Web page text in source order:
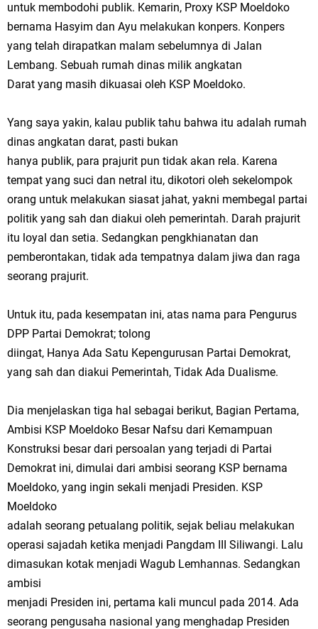
untuk membodohi publik. Kemarin, Proxy KSP Moeldoko
bernama Hasyim dan Ayu melakukan konpers. Konpers
yang telah dirapatkan malam sebelumnya di Jalan
Lembang. Sebuah rumah dinas milik angkatan
Darat yang masih dikuasai oleh KSP Moeldoko.
Yang saya yakin, kalau publik tahu bahwa itu adalah rumah
dinas angkatan darat, pasti bukan
hanya publik, para prajurit pun tidak akan rela. Karena
tempat yang suci dan netral itu, dikotori oleh sekelompok
orang untuk melakukan siasat jahat, yakni membegal partai
politik yang sah dan diakui oleh pemerintah. Darah prajurit
itu loyal dan setia. Sedangkan pengkhianatan dan
pemberontakan, tidak ada tempatnya dalam jiwa dan raga
seorang prajurit.
Untuk itu, pada kesempatan ini, atas nama para Pengurus
DPP Partai Demokrat; tolong
diingat, Hanya Ada Satu Kepengurusan Partai Demokrat,
yang sah dan diakui Pemerintah, Tidak Ada Dualisme.
Dia menjelaskan tiga hal sebagai berikut, Bagian Pertama,
Ambisi KSP Moeldoko Besar Nafsu dari Kemampuan
Konstruksi besar dari persoalan yang terjadi di Partai
Demokrat ini, dimulai dari ambisi seorang KSP bernama
Moeldoko, yang ingin sekali menjadi Presiden. KSP
Moeldoko
adalah seorang petualang politik, sejak beliau melakukan
operasi sajadah ketika menjadi Pangdam III Siliwangi. Lalu
dimasukan kotak menjadi Wagub Lemhannas. Sedangkan
ambisi
menjadi Presiden ini, pertama kali muncul pada 2014. Ada
seorang pengusaha nasional yang menghadap Presiden